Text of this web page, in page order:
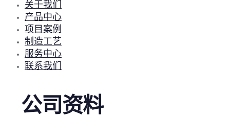
关于我们
产品中心
项目案例
制造工艺
服务中心
联系我们
公司资料